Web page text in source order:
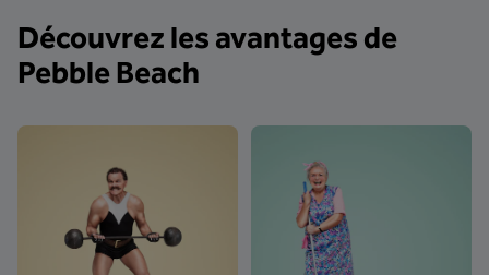
Découvrez les avantages de
Pebble Beach